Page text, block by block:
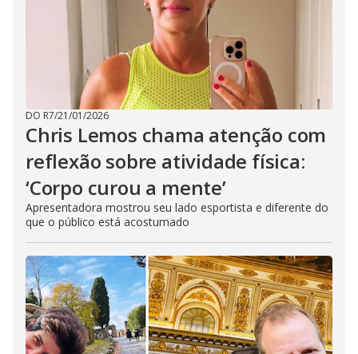
DO R7/21/01/2026
Chris Lemos chama atenção com
reflexão sobre atividade física:
‘Corpo curou a mente’
Apresentadora mostrou seu lado esportista e diferente do
que o público está acostumado